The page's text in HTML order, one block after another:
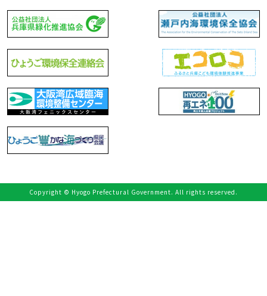
Copyright © Hyogo Prefectural Government. All rights reserved.